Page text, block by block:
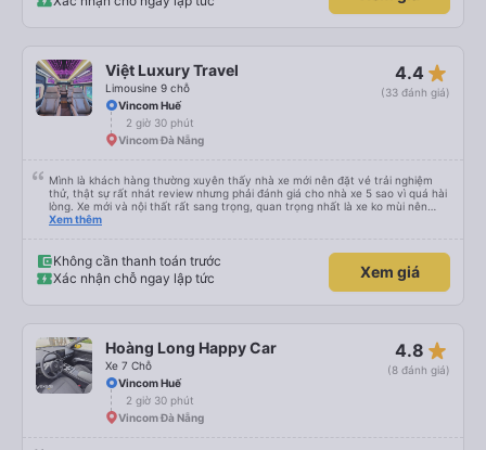
Việt Luxury Travel
Limousine 9 chỗ
4.4 star_rate
(33 đánh giá)
Vincom Huế
2 giờ 30 phút
Vincom Đà Nẵng
Mình là khách hàng thường xuyên thấy nhà xe mới nên đặt vé trải nghiệm
thử, thật sự rất nhát review nhưng phải đánh giá cho nhà xe 5 sao vì quá hài
lòng. Xe mới và nội thất rất sang trọng, quan trọng nhất là xe ko mùi nên
mình đỡ hẳn các triệu chứng say xe. Bác tài chạy rất êm, tốc độ đều, xe có
Xem thêm
Không cần thanh toán trước
Xác nhận chỗ ngay lập tức
Xem giá
Hoàng Long Happy Car
Xe 7 Chỗ
4.8 star_rate
(8 đánh giá)
Vincom Huế
2 giờ 30 phút
Vincom Đà Nẵng